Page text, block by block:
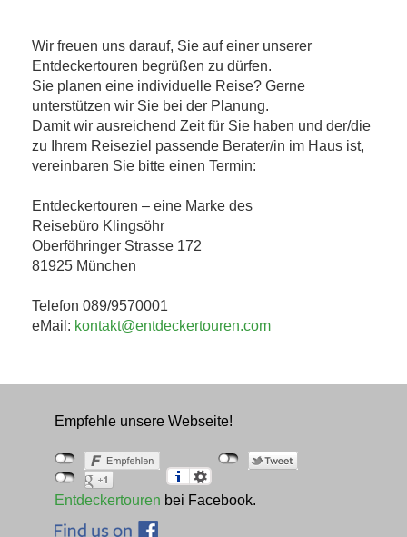
Wir freuen uns darauf, Sie auf einer unserer
Entdeckertouren begrüßen zu dürfen.
Sie planen eine individuelle Reise? Gerne
unterstützen wir Sie bei der Planung.
Damit wir ausreichend Zeit für Sie haben und der/die
zu Ihrem Reiseziel passende Berater/in im Haus ist,
vereinbaren Sie bitte einen Termin:
Entdeckertouren – eine Marke des
Reisebüro Klingsöhr
Oberföhringer Strasse 172
81925 München
Telefon 089/9570001
eMail: kontakt@entdeckertouren.com
Empfehle unsere Webseite!
Entdeckertouren bei Facebook.